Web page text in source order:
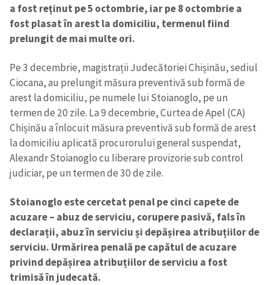
a fost reținut pe 5 octombrie, iar pe 8 octombrie a
fost plasat în arest la domiciliu, termenul fiind
prelungit de mai multe ori.
Pe 3 decembrie, magistrații Judecătoriei Chișinău, sediul
Ciocana, au prelungit măsura preventivă sub formă de
arest la domiciliu, pe numele lui Stoianoglo, pe un
termen de 20 zile. La 9 decembrie, Curtea de Apel (CA)
Chișinău a înlocuit măsura preventivă sub formă de arest
la domiciliu aplicată procurorului general suspendat,
Alexandr Stoianoglo cu liberare provizorie sub control
judiciar, pe un termen de 30 de zile.
Stoianoglo este cercetat penal pe cinci capete de
acuzare – abuz de serviciu, corupere pasivă, fals în
declarații, abuz în serviciu și depășirea atribuțiilor de
serviciu. Urmărirea penală pe capătul de acuzare
privind depășirea atribuțiilor de serviciu a fost
trimisă în judecată.